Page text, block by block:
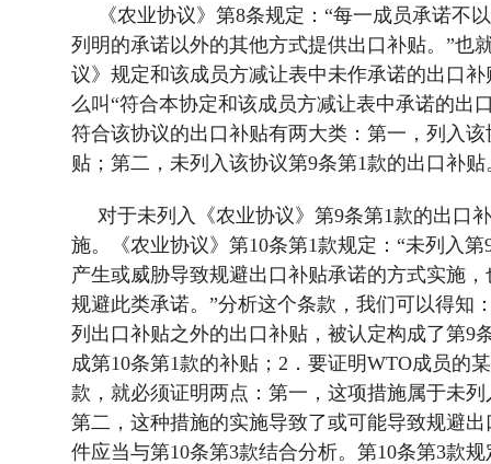
《农业协议》第8条规定：“每一成员承诺不
列明的承诺以外的其他方式提供出口补贴。”也
议》规定和该成员方减让表中未作承诺的出口
么叫“符合本协定和该成员方减让表中承诺的出
符合该协议的出口补贴有两大类：第一，列入该
贴；第二，未列入该协议第9条第1款的出口补贴
对于未列入《农业协议》第9条第1款的出口
施。《农业协议》第10条第1款规定：“未列入第
产生或威胁导致规避出口补贴承诺的方式实施
规避此类承诺。”分析这个条款，我们可以得知
列出口补贴之外的出口补贴，被认定构成了第9
成第10条第1款的补贴； 2 ．要证明WTO成员的
款，就必须证明两点：第一，这项措施属于未列
第二，这种措施的实施导致了或可能导致规避
件应当与第10条第3款结合分析。第10条第3款规